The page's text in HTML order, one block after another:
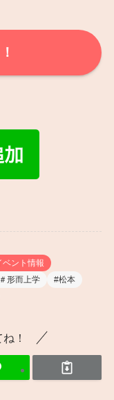
ベント情報
＃形而上学
#松本
！